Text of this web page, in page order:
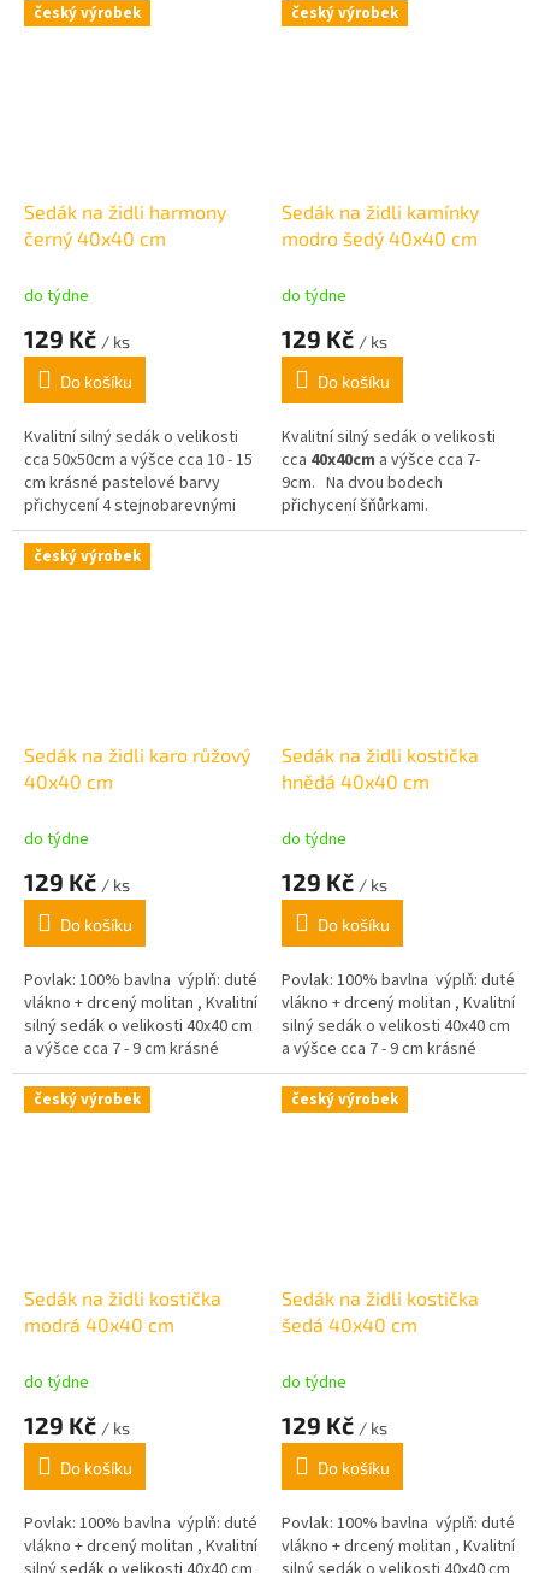
český výrobek
Sedák na židli harmony
černý 40x40 cm
do týdne
129 Kč / ks
Do košíku
Kvalitní silný sedák o velikosti
cca 50x50cm a výšce cca 10 - 15
cm krásné pastelové barvy
přichycení 4 stejnobarevnými
šňůrkami.
český výrobek
Sedák na židli kamínky
modro šedý 40x40 cm
do týdne
129 Kč / ks
Do košíku
Kvalitní silný sedák o velikosti
cca 40x40cm a výšce cca 7-
9cm. Na dvou bodech
přichycení šňůrkami.
český výrobek
Sedák na židli karo růžový
40x40 cm
do týdne
129 Kč / ks
Do košíku
Povlak: 100% bavlna výplň: duté
vlákno + drcený molitan , Kvalitní
silný sedák o velikosti 40x40 cm
a výšce cca 7 - 9 cm krásné
pastelové barvy,
Sedák na židli kostička
hnědá 40x40 cm
do týdne
129 Kč / ks
Do košíku
Povlak: 100% bavlna výplň: duté
vlákno + drcený molitan , Kvalitní
silný sedák o velikosti 40x40 cm
a výšce cca 7 - 9 cm krásné
pastelové barvy,
český výrobek
Sedák na židli kostička
modrá 40x40 cm
do týdne
129 Kč / ks
Do košíku
Povlak: 100% bavlna výplň: duté
vlákno + drcený molitan , Kvalitní
český výrobek
Sedák na židli kostička
šedá 40x40 cm
do týdne
129 Kč / ks
Do košíku
Povlak: 100% bavlna výplň: duté
vlákno + drcený molitan , Kvalitní